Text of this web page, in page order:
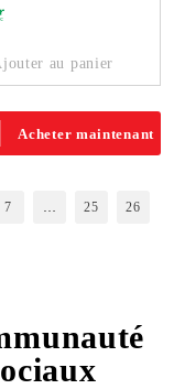
au panier
Acheter maintenant
7 25 26